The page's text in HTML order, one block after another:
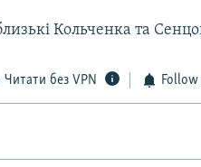
Кольченка та
Читати без VPN Follow